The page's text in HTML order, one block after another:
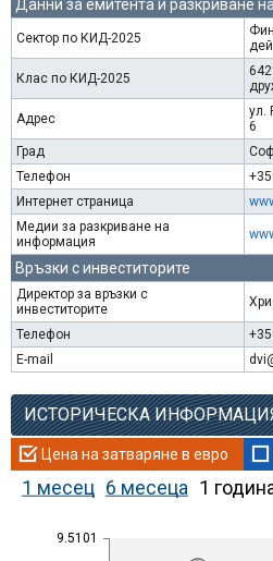
Данни за емитента и разкриване
Сектор по КИД-2025
Клас по КИД-2025
Адрес
ул.
6
Град
Телефон
Интернет страница
Медии за разкриване на
информация
Връзки с инвеститорите
Директор за връзки с
инвеститорите
Телефон
E-mail
Цена на затваряне в евро
1 месец 6 месеца 1
9.5101